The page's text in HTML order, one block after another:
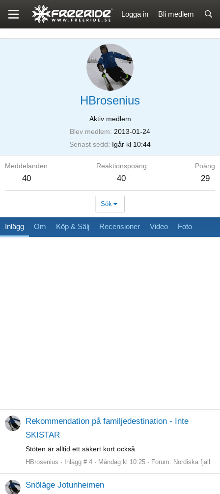
Logga in Bli medlem
HBrosenius
Aktiv medlem
Blev medlem
2013-01-24
Senast sedd
Igår kl 10:44
Meddelanden
40
Reaktionspoäng
40
Poäng
29
Sök
Inlägg Om Köp & Sälj Recensioner Video Foto
Rekommendation på familjedestination - Inte
SKISTAR
Stöten är alltid ett säkert kort också.
HBrosenius Inlägg # 4 Måndag kl 10:25 Forum: Nordiska fjäll
Snöläge Jotunheimen